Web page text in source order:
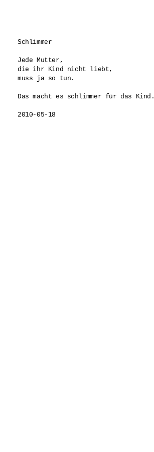
Schlimmer
Jede Mutter,
die ihr Kind nicht liebt,
muss ja so tun.
Das macht es schlimmer für das Kind.
2010-05-18